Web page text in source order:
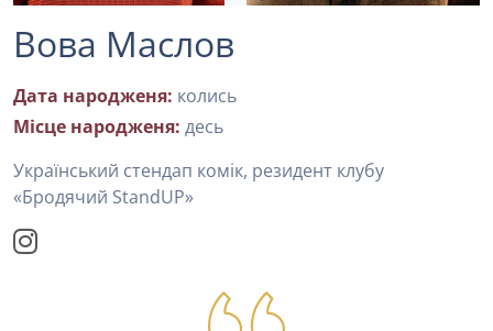
Вова Маслов
Дата народженя: колись
Місце народженя: десь
Український стендап комік, резидент клубу
«Бродячий StandUP»